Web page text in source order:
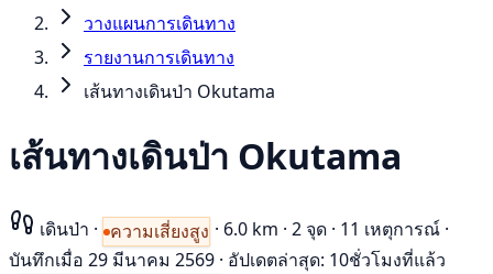
วางแผนการเดินทาง
รายงานการเดินทาง
เส้นทางเดินป่า Okutama
เส้นทางเดินป่า Okutama
เดินป่า · ความเสี่ยงสูง · 6.0 km · 2 จุด · 11 เหตุการณ์ ·
บันทึกเมื่อ 29 มีนาคม 2569 · อัปเดตล่าสุด: 10ชั่วโมงที่แล้ว